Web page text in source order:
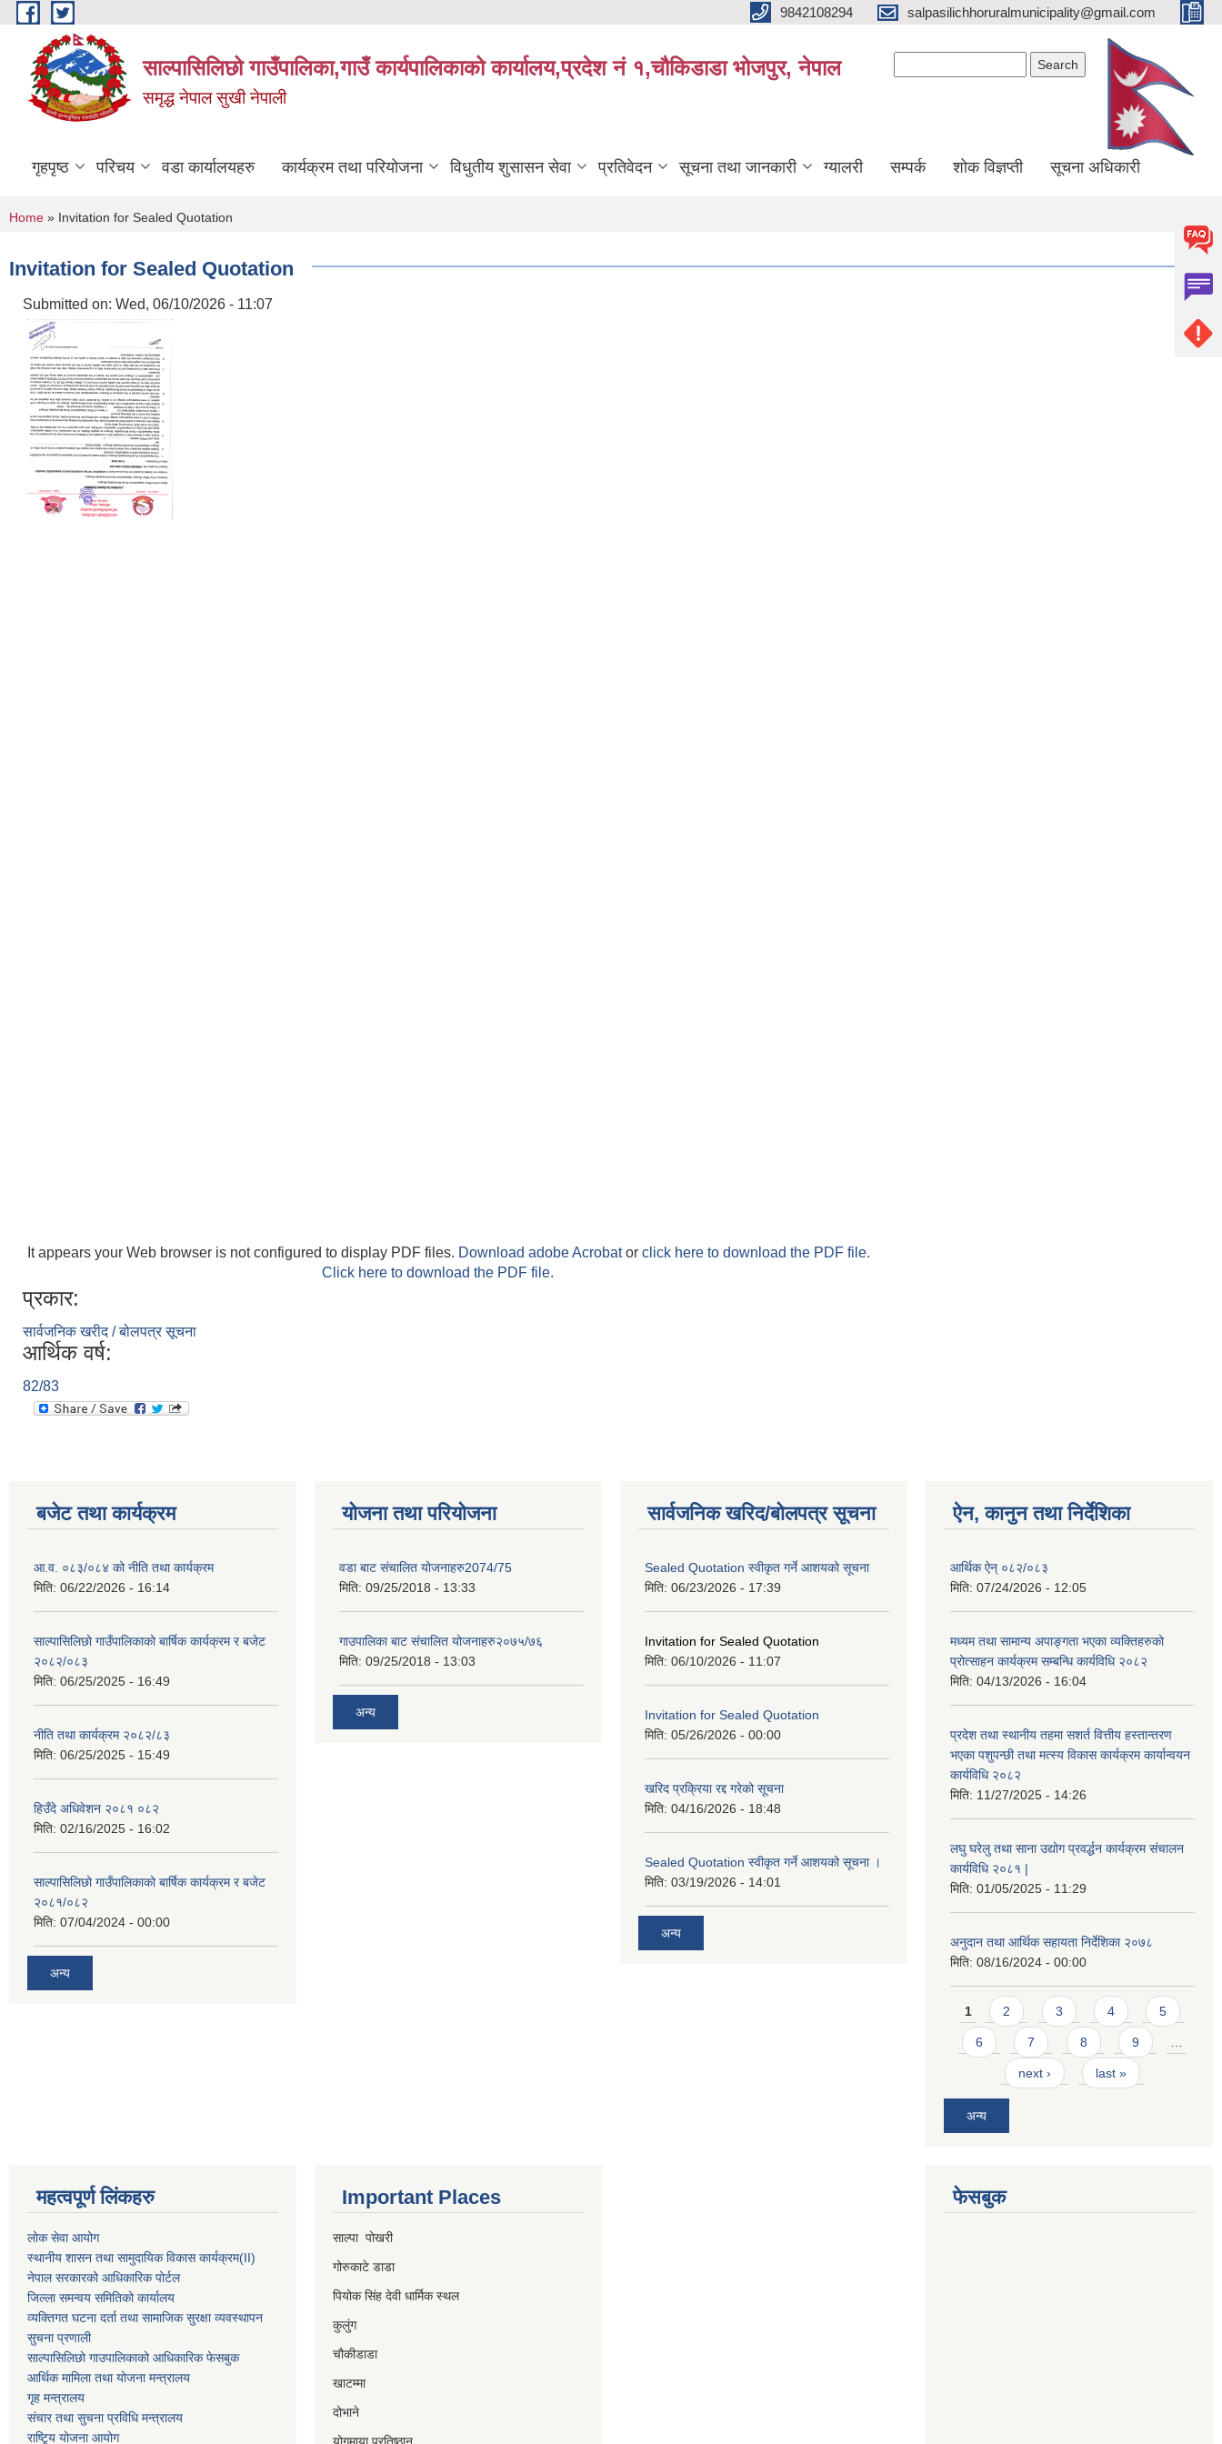
Skip to main content 9842108294 salpasilichhoruralmunicipality@gmail.com
साल्पासिलिछो गाउँपालिका,गाउँ कार्यपालिकाको कार्यालय,प्रदेश नं १,चौकिडाडा भोजपुर, नेपाल
समृद्ध नेपाल सुखी नेपाली
गृहपृष्ठ परिचय वडा कार्यालयहरु कार्यक्रम तथा परियोजना विधुतीय शुसासन सेवा प्रतिवेदन सूचना तथा जानकारी ग्यालरी सम्पर्क शोक विज्ञप्ती सूचना अधिकारी
You are here
Home » Invitation for Sealed Quotation
Invitation for Sealed Quotation
Submitted on: Wed, 06/10/2026 - 11:07
It appears your Web browser is not configured to display PDF files. Download adobe Acrobator click here to download the PDF file.
Click here to download the PDF file.
प्रकार:
सार्वजनिक खरीद / बोलपत्र सूचना
आर्थिक वर्ष:
82/83
बजेट तथा कार्यक्रम
आ.व. ०८३/०८४ को नीति तथा कार्यक्रम
मिति: 06/22/2026 - 16:14
साल्पासिलिछो गाउँपालिकाको बार्षिक कार्यक्रम र बजेट
२०८२/०८३
मिति: 06/25/2025 - 16:49
नीति तथा कार्यक्रम २०८२/८३
मिति: 06/25/2025 - 15:49
हिउँदे अधिवेशन २०८१ ०८२
मिति: 02/16/2025 - 16:02
साल्पासिलिछो गाउँपालिकाको बार्षिक कार्यक्रम र बजेट
२०८१/०८२
मिति: 07/04/2024 - 00:00
अन्य
योजना तथा परियोजना
वडा बाट संचालित योजनाहरु2074/75
मिति: 09/25/2018 - 13:33
गाउपालिका बाट संचालित योजनाहरु२०७५/७६
मिति: 09/25/2018 - 13:03
अन्य
सार्वजनिक खरिद/बोलपत्र सूचना
Sealed Quotation स्वीकृत गर्ने आशयको सूचना
मिति: 06/23/2026 - 17:39
Invitation for Sealed Quotation
मिति: 06/10/2026 - 11:07
Invitation for Sealed Quotation
मिति: 05/26/2026 - 00:00
खरिद प्रक्रिया रद्द गरेको सूचना
मिति: 04/16/2026 - 18:48
Sealed Quotation स्वीकृत गर्ने आशयको सूचना ।
मिति: 03/19/2026 - 14:01
अन्य
ऐन, कानुन तथा निर्देशिका
आर्थिक ऐन् ०८२/०८३
मिति: 07/24/2026 - 12:05
मध्यम तथा सामान्य अपाङ्गता भएका व्यक्तिहरुको
प्रोत्साहन कार्यक्रम सम्बन्धि कार्यविधि २०८२
मिति: 04/13/2026 - 16:04
प्रदेश तथा स्थानीय तहमा सशर्त वित्तीय हस्तान्तरण
भएका पशुपन्छी तथा मत्स्य विकास कार्यक्रम कार्यान्वयन
कार्यविधि २०८२
मिति: 11/27/2025 - 14:26
लघु घरेलु तथा साना उद्योग प्रवर्द्धन कार्यक्रम संचालन
कार्यविधि २०८१ |
मिति: 01/05/2025 - 11:29
अनुदान तथा आर्थिक सहायता निर्देशिका २०७८
मिति: 08/16/2024 - 00:00
Pages
1 2 3 4 5
6 7 8 9 …
next › last »
अन्य
महत्वपूर्ण लिंकहरु
लोक सेवा आयोग
स्थानीय शासन तथा सामुदायिक विकास कार्यक्रम(II)
नेपाल सरकारको आधिकारिक पोर्टल
जिल्ला समन्वय समितिको कार्यालय
व्यक्तिगत घटना दर्ता तथा सामाजिक सुरक्षा व्यवस्थापन
सुचना प्रणाली
साल्पासिलिछो गाउपालिकाको आधिकारिक फेसबुक
आर्थिक मामिला तथा योजना मन्त्रालय
गृह मन्त्रालय
संचार तथा सुचना प्रविधि मन्त्रालय
राष्टि्ृय योजना आयोग
Important Places
साल्पा पोखरी
गोरुकाटे डाडा
पियोक सिंह देवी धार्मिक स्थल
कुलुंग
चौकीडाडा
खाटम्मा
दोभाने
योगमाया प्रतिष्ठान
फेसबुक